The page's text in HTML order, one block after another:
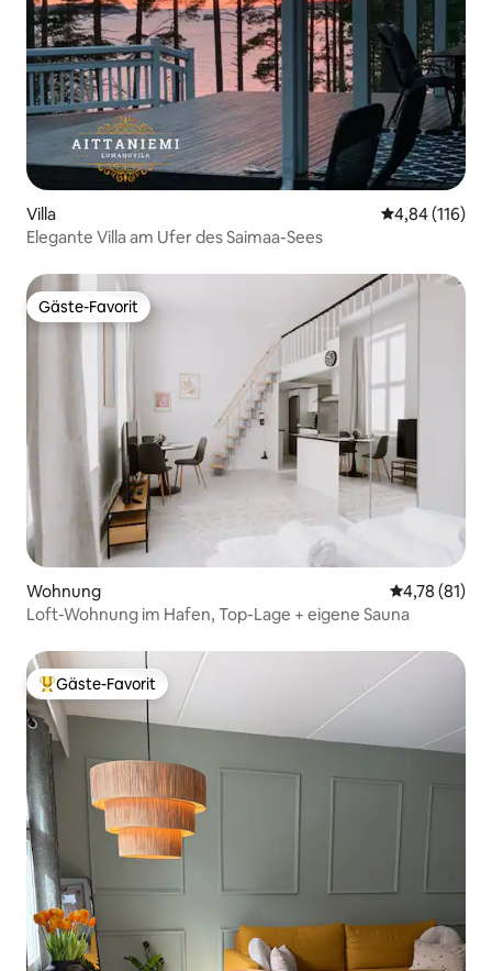
Villa
4,84 (116)
Elegante Villa am Ufer des Saimaa-Sees
Gäste-Favorit
Gäste-Favorit
Wohnung
4,78 (81)
Loft-Wohnung im Hafen, Top-Lage + eigene Sauna
Beliebter Gäste-Favorit.
Gäste-Favorit